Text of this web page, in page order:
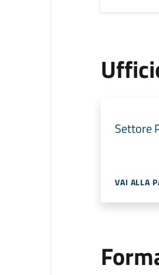
Settore
VAI ALLA